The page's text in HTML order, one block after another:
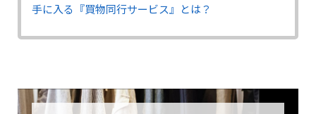
手に入る『買物同行サービス』とは？